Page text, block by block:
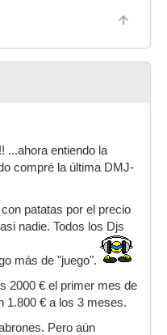
...ahora entiendo la
compré la última DMJ-
patatas por el precio
nadie. Todos los Djs
más de "juego".
2000 € el primer mes de
1.800 € a los 3 meses.
Pero aún